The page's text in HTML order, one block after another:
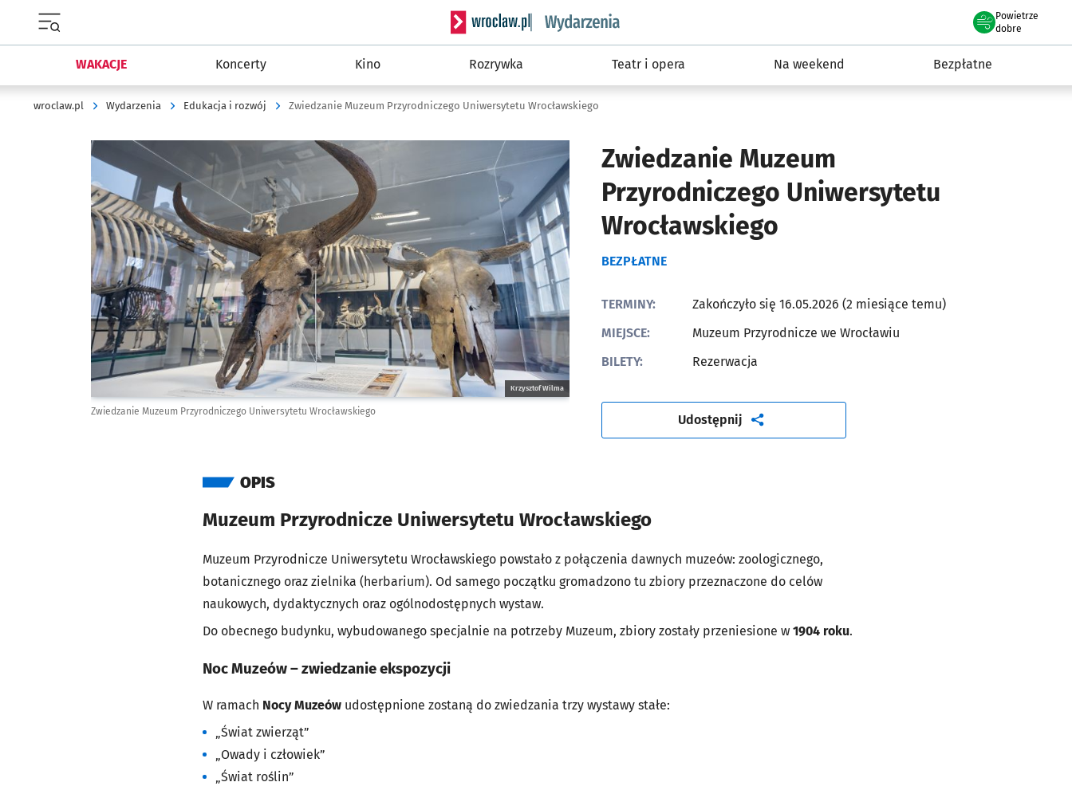
Serwis informacyjny wroclaw.pl podserwis: Wydarzenia
Powietrze
we Wrocławiu
dobre
WAKACJE Koncerty Kino Rozrywka Teatr i opera Na weekend Bezpłatne
wroclaw.pl Wydarzenia Edukacja i rozwój Zwiedzanie Muzeum Przyrodniczego Uniwersytetu Wrocławskiego
Zwiedzanie Muzeum
Przyrodniczego Uniwersytetu
Wrocławskiego
BEZPŁATNE
Kliknij, aby powiększyć
Krzysztof Wilma
Zwiedzanie Muzeum Przyrodniczego Uniwersytetu Wrocławskiego
TERMINY:
Zakończyło się 16.05.2026 (2 miesiące temu)
MIEJSCE:
Muzeum Przyrodnicze we Wrocławiu
BILETY:
Rezerwacja
Udostępnijartykuł
OPIS
Muzeum Przyrodnicze Uniwersytetu Wrocławskiego
Muzeum Przyrodnicze Uniwersytetu Wrocławskiego powstało z połączenia dawnych muzeów: zoologicznego,
botanicznego oraz zielnika (herbarium). Od samego początku gromadzono tu zbiory przeznaczone do celów
naukowych, dydaktycznych oraz ogólnodostępnych wystaw.
Do obecnego budynku, wybudowanego specjalnie na potrzeby Muzeum, zbiory zostały przeniesione w 1904 roku.
Noc Muzeów – zwiedzanie ekspozycji
W ramach Nocy Muzeów udostępnione zostaną do zwiedzania trzy wystawy stałe:
„Świat zwierząt”
„Owady i człowiek”
„Świat roślin”